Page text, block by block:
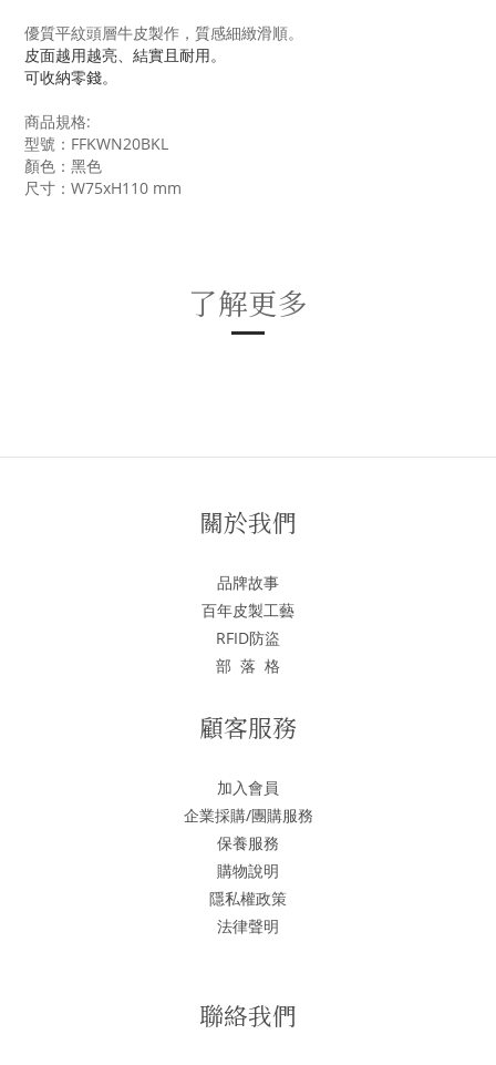
優質平紋頭層牛皮製作， 質感細緻滑順。
皮面越用越亮、結實且耐用。
可收納零錢。
商品規格:
型號：FFKWN20BKL
顏色：黑色
尺寸：W75xH110 mm
了解更多
關於我們
品牌故事
百年皮製工藝
RFID防盜
部 落 格
顧客服務
加入會員
企業採購/團購服務
保養服務
購物說明
隱私權政策
法律聲明
聯絡我們